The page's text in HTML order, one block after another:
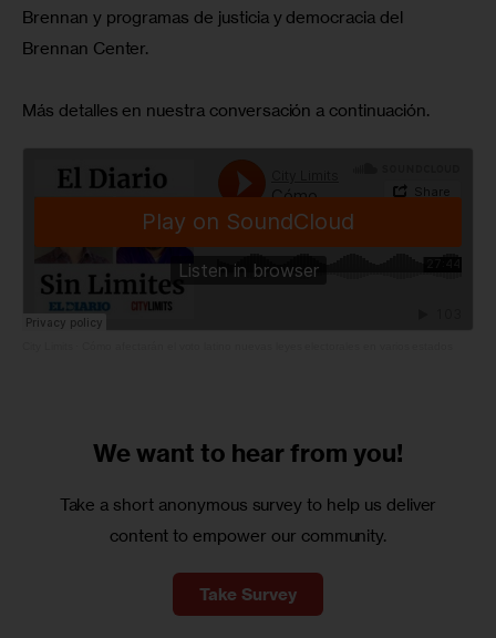
Brennan y programas de justicia y democracia del
Brennan Center.
Más detalles en nuestra conversación a continuación.
We want to hear from you!
Take a short anonymous survey to help us deliver
content to empower our community.
Take Survey